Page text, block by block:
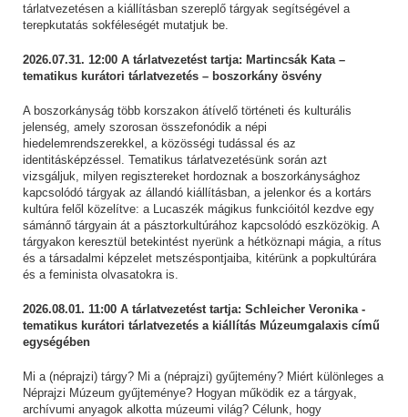
tárlatvezetésen a kiállításban szereplő tárgyak segítségével a
terepkutatás sokféleségét mutatjuk be.
2026.07.31. 12:00 A tárlatvezetést tartja: Martincsák Kata –
tematikus kurátori tárlatvezetés – boszorkány ösvény
A boszorkányság több korszakon átívelő történeti és kulturális
jelenség, amely szorosan összefonódik a népi
hiedelemrendszerekkel, a közösségi tudással és az
identitásképzéssel. Tematikus tárlatvezetésünk során azt
vizsgáljuk, milyen regisztereket hordoznak a boszorkánysághoz
kapcsolódó tárgyak az állandó kiállításban, a jelenkor és a kortárs
kultúra felől közelítve: a Lucaszék mágikus funkcióitól kezdve egy
sámánnő tárgyain át a pásztorkultúrához kapcsolódó eszközökig. A
tárgyakon keresztül betekintést nyerünk a hétköznapi mágia, a rítus
és a társadalmi képzelet metszéspontjaiba, kitérünk a popkultúrára
és a feminista olvasatokra is.
2026.08.01. 11:00 A tárlatvezetést tartja: Schleicher Veronika -
tematikus kurátori tárlatvezetés a kiállítás Múzeumgalaxis című
egységében
Mi a (néprajzi) tárgy? Mi a (néprajzi) gyűjtemény? Miért különleges a
Néprajzi Múzeum gyűjteménye? Hogyan működik ez a tárgyak,
archívumi anyagok alkotta múzeumi világ? Célunk, hogy